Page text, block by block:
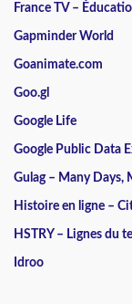
France TV –
Gapminder World
Goanimate.com
Goo.gl
Google Life
Google Public Data
Gulag – Many Days,
Histoire en ligne –
HSTRY – Lignes du
Idroo